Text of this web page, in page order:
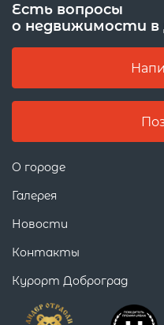
О городе
Галерея
Новости
Контакты
Курорт Доброград
Есть вопросы
о недвижимости в